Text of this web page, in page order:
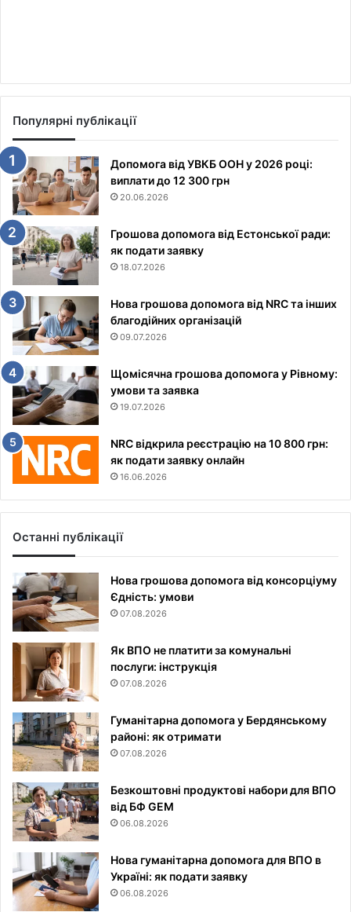
Популярні публікації
Допомога від УВКБ ООН у 2026 році:
виплати до 12 300 грн
20.06.2026
Грошова допомога від Естонської ради:
як подати заявку
18.07.2026
Нова грошова допомога від NRC та інших
благодійних організацій
09.07.2026
Щомісячна грошова допомога у Рівному:
умови та заявка
19.07.2026
NRC відкрила реєстрацію на 10 800 грн:
як подати заявку онлайн
16.06.2026
Останні публікації
Нова грошова допомога від консорціуму
Єдність: умови
07.08.2026
Як ВПО не платити за комунальні
послуги: інструкція
07.08.2026
Гуманітарна допомога у Бердянському
районі: як отримати
07.08.2026
Безкоштовні продуктові набори для ВПО
від БФ GEM
06.08.2026
Нова гуманітарна допомога для ВПО в
Україні: як подати заявку
06.08.2026